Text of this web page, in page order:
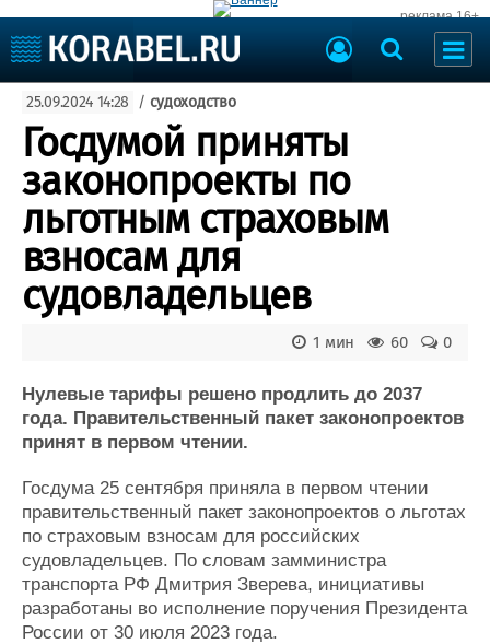
реклама 16+
Судоходство
Судоремонт
События
Пресс-релизы
Порты
ВМФ
Образование
Яхты и катера
Еще
Судостроение
Компании
Репутация
Работа
Крюинг
Журнал
Реклама
Доска объявлений
Оборудование
Изделия
Услуги
Конференции
Выставки и семинары
Флот
Галерея флота
25.09.2024 14:28 / судоходство
Госдумой приняты
законопроекты по
льготным страховым
взносам для
судовладельцев
0
60
1 мин
Нулевые тарифы решено продлить до 2037
года. Правительственный пакет законопроектов
принят в первом чтении.
Госдума 25 сентября приняла в первом чтении
правительственный пакет законопроектов о льготах
по страховым взносам для российских
судовладельцев. По словам замминистра
транспорта РФ Дмитрия Зверева, инициативы
разработаны во исполнение поручения Президента
России от 30 июля 2023 года.